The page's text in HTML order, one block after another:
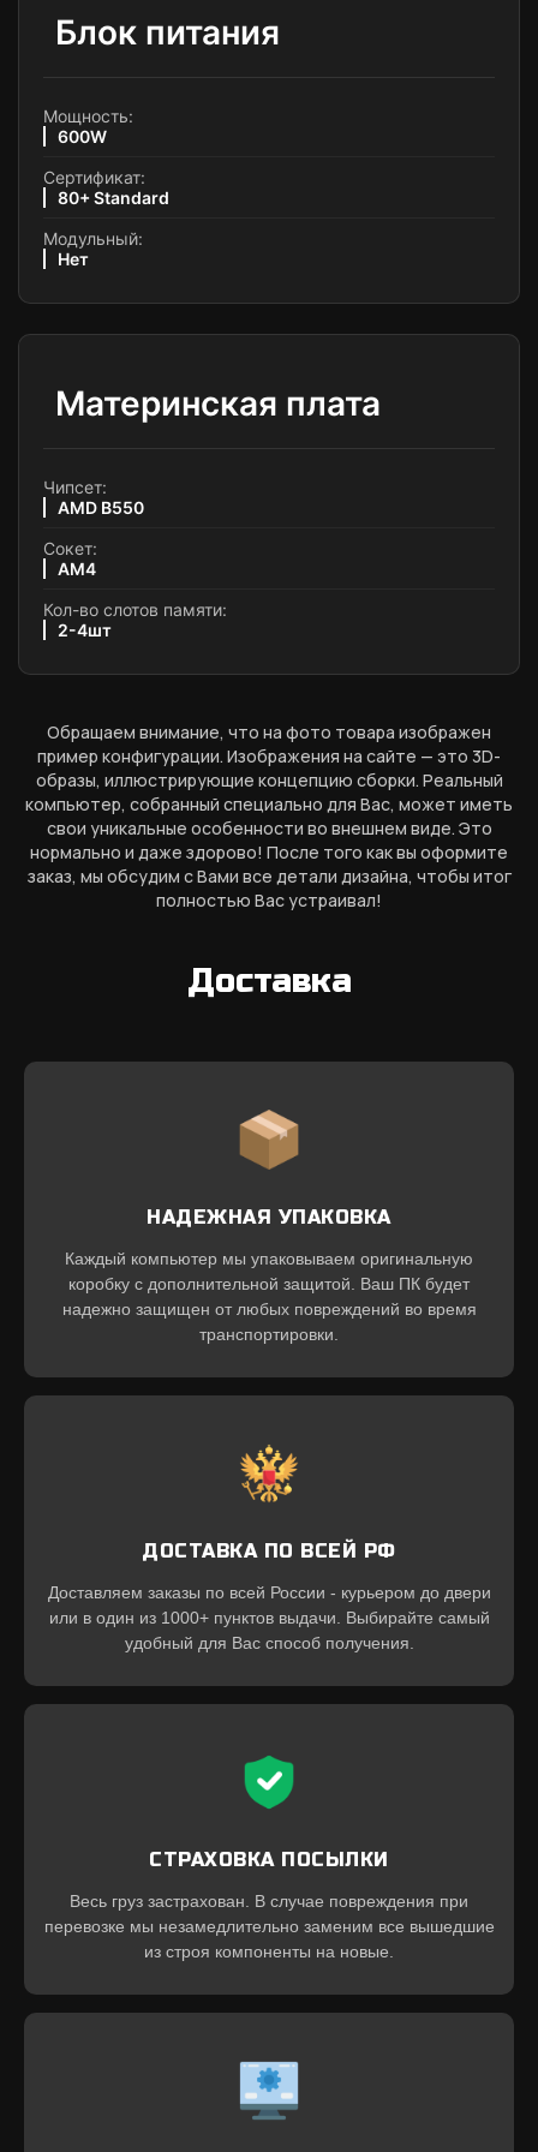
Блок питания
Мощность:
600W
Сертификат:
80+ Standard
Модульный:
Нет
Материнская плата
Чипсет:
AMD B550
Сокет:
AM4
Кол-во слотов памяти:
2-4шт
Обращаем внимание, что на фото товара изображен
пример конфигурации. Изображения на сайте — это 3D-
образы, иллюстрирующие концепцию сборки. Реальный
компьютер, собранный специально для Вас, может иметь
свои уникальные особенности во внешнем виде. Это
нормально и даже здорово! После того как вы оформите
заказ, мы обсудим с Вами все детали дизайна, чтобы итог
полностью Вас устраивал!
Доставка
НАДЕЖНАЯ УПАКОВКА
Каждый компьютер мы упаковываем оригинальную
коробку с дополнительной защитой. Ваш ПК будет
надежно защищен от любых повреждений во время
транспортировки.
ДОСТАВКА ПО ВСЕЙ РФ
Доставляем заказы по всей России - курьером до двери
или в один из 1000+ пунктов выдачи. Выбирайте самый
удобный для Вас способ получения.
СТРАХОВКА ПОСЫЛКИ
Весь груз застрахован. В случае повреждения при
перевозке мы незамедлительно заменим все вышедшие
из строя компоненты на новые.